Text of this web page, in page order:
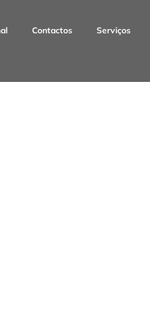
Contactos Serviços